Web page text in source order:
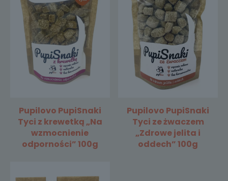
Pupilovo PupiSnaki
Tyci z krewetką „Na
wzmocnienie
odporności” 100g
Pupilovo PupiSnaki
Tyci ze żwaczem
„Zdrowe jelita i
oddech” 100g